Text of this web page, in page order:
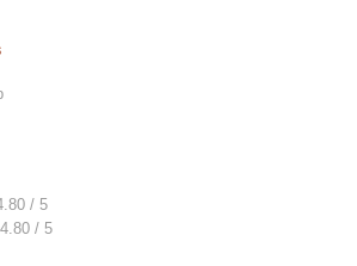
/ 5
4.80 / 5